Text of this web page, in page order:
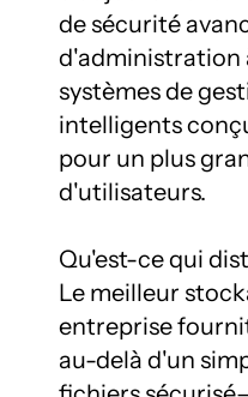
de sécurité
d'administration
systèmes de
intelligents
pour un plus
d'utilisateurs.
Qu'est-ce qui
Le meilleur
entreprise
au-delà d'un